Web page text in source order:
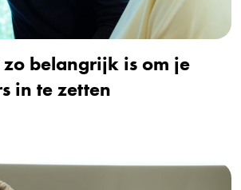
belangrijk is om je
in te zetten